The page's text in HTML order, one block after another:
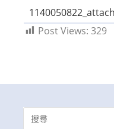
Post Views: 329
Search
for: